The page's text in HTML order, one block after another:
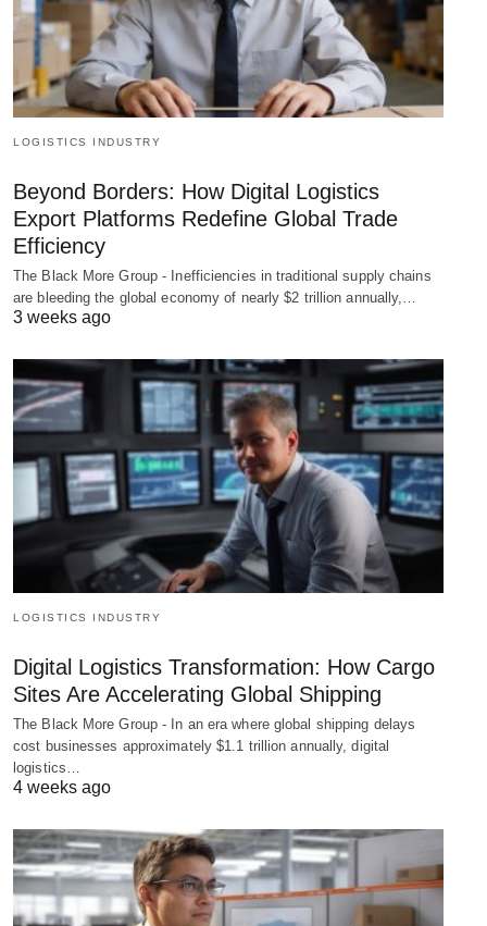
LOGISTICS INDUSTRY
Beyond Borders: How Digital Logistics
Export Platforms Redefine Global Trade
Efficiency
The Black More Group - Inefficiencies in traditional supply chains
are bleeding the global economy of nearly $2 trillion annually,…
3 weeks ago
LOGISTICS INDUSTRY
Digital Logistics Transformation: How Cargo
Sites Are Accelerating Global Shipping
The Black More Group - In an era where global shipping delays
cost businesses approximately $1.1 trillion annually, digital
logistics…
4 weeks ago